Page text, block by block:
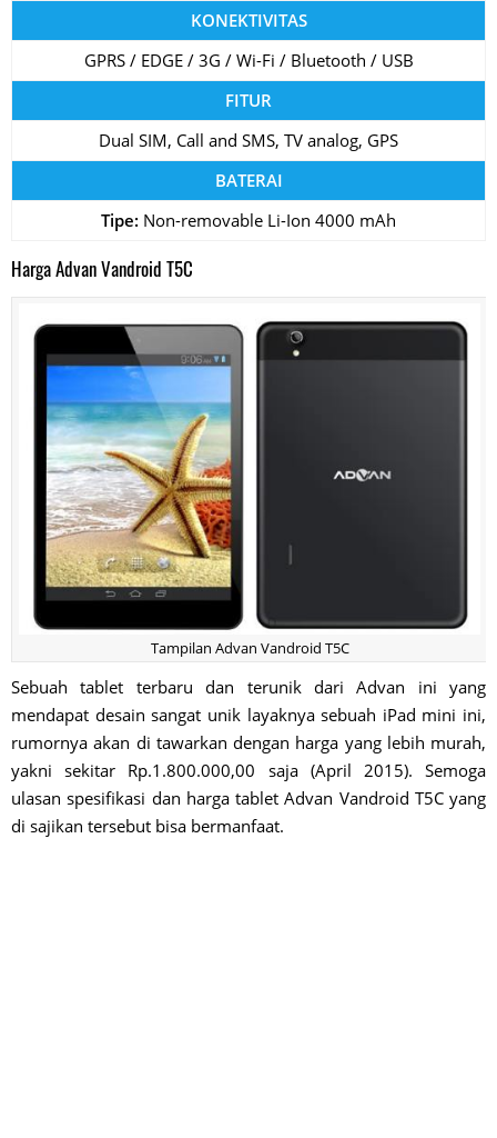
KONEKTIVITAS
GPRS / EDGE / 3G / Wi-Fi / Bluetooth / USB
FITUR
Dual SIM, Call and SMS, TV analog, GPS
BATERAI
Tipe: Non-removable Li-Ion 4000 mAh
Harga Advan Vandroid T5C
Tampilan Advan Vandroid T5C
Sebuah tablet terbaru dan terunik dari Advan ini yang
mendapat desain sangat unik layaknya sebuah iPad mini ini,
rumornya akan di tawarkan dengan harga yang lebih murah,
yakni sekitar Rp.1.800.000,00 saja (April 2015). Semoga
ulasan spesifikasi dan harga tablet Advan Vandroid T5C yang
di sajikan tersebut bisa bermanfaat.